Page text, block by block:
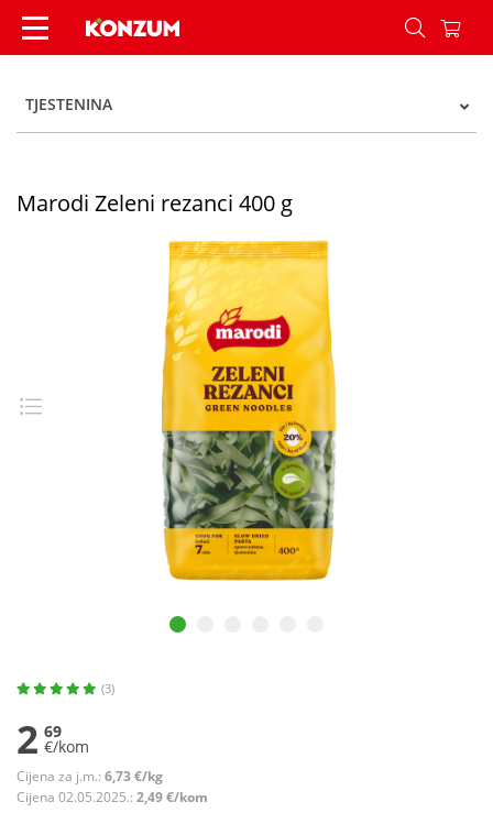
Marodi Zeleni rezanci 400 g - Konzum
TJESTENINA
Marodi Zeleni rezanci 400 g
(3)
2 69
€/kom
Cijena za j.m.: 6,73 €/kg
Cijena 02.05.2025.: 2,49 €/kom